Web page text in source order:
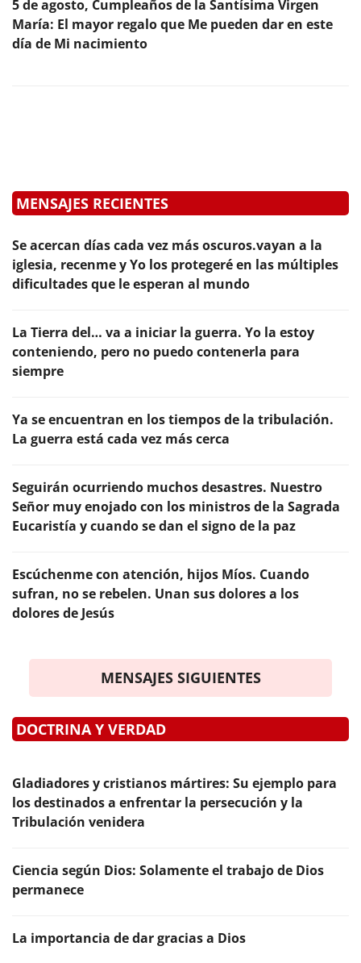
5 de agosto, Cumpleaños de la Santísima Virgen
María: El mayor regalo que Me pueden dar en este
día de Mi nacimiento
MENSAJES RECIENTES
Se acercan días cada vez más oscuros.vayan a la
iglesia, recenme y Yo los protegeré en las múltiples
dificultades que le esperan al mundo
La Tierra del… va a iniciar la guerra. Yo la estoy
conteniendo, pero no puedo contenerla para
siempre
Ya se encuentran en los tiempos de la tribulación.
La guerra está cada vez más cerca
Seguirán ocurriendo muchos desastres. Nuestro
Señor muy enojado con los ministros de la Sagrada
Eucaristía y cuando se dan el signo de la paz
Escúchenme con atención, hijos Míos. Cuando
sufran, no se rebelen. Unan sus dolores a los
dolores de Jesús
MENSAJES SIGUIENTES
DOCTRINA Y VERDAD
Gladiadores y cristianos mártires: Su ejemplo para
los destinados a enfrentar la persecución y la
Tribulación venidera
Ciencia según Dios: Solamente el trabajo de Dios
permanece
La importancia de dar gracias a Dios